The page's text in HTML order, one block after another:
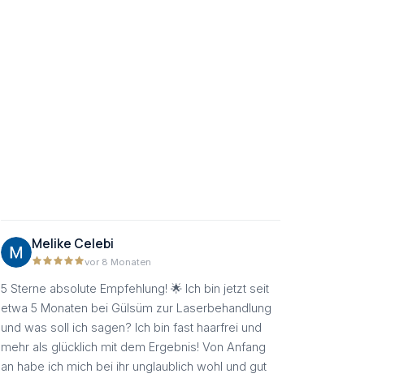
Melike Celebi
vor 8 Monaten
5 Sterne absolute Empfehlung! 🌟 Ich bin jetzt seit
etwa 5 Monaten bei Gülsüm zur Laserbehandlung
und was soll ich sagen? Ich bin fast haarfrei und
mehr als glücklich mit dem Ergebnis! Von Anfang
an habe ich mich bei ihr unglaublich wohl und gut